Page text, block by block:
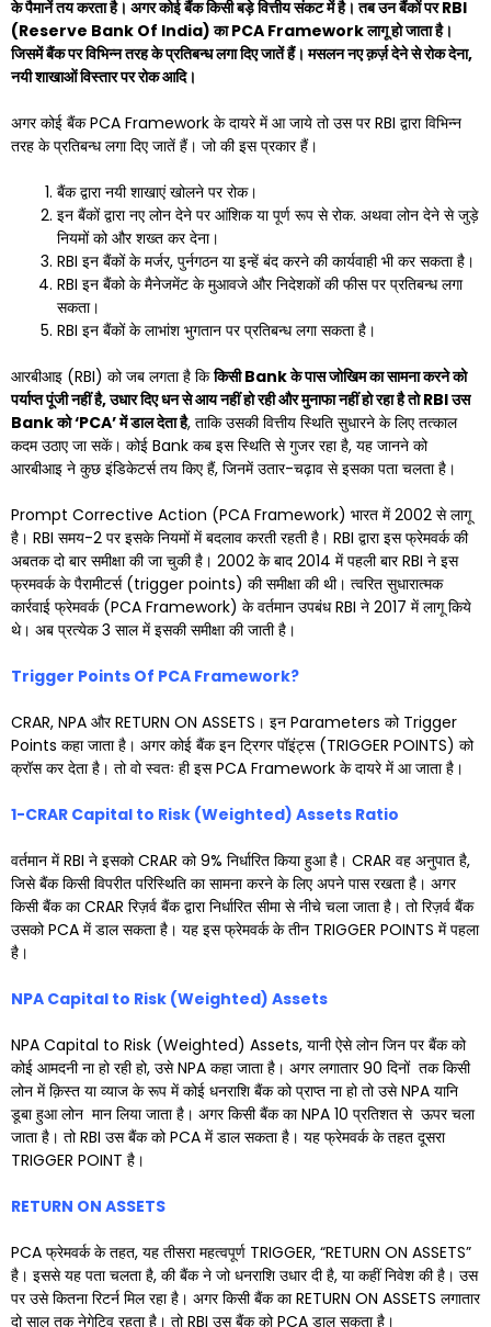
के पैमानें तय करता है। अगर कोई बैंक किसी बड़े वित्तीय संकट में है। तब उन बैंकों परRBI
(Reserve Bank Of India)काPCA Frameworkलागू हो जाता है।
जिसमें बैंक पर विभिन्न तरह के प्रतिबन्ध लगा दिए जातें हैं। मसलन नए क़र्ज़ देने से रोक देना,
नयी शाखाओं विस्तार पर रोक आदि।
अगर कोई बैंक PCA Framework के दायरे में आ जाये तो उस पर RBI द्वारा विभिन्न
तरह के प्रतिबन्ध लगा दिए जातें हैं। जो की इस प्रकार हैं।
बैंक द्वारा नयी शाखाएं खोलने पर रोक।
इन बैंकों द्वारा नए लोन देने पर आंशिक या पूर्ण रूप से रोक. अथवा लोन देने से जुड़े
नियमों को और शख्त कर देना।
RBI इन बैंकों के मर्जर, पुर्नगठन या इन्हें बंद करने की कार्यवाही भी कर सकता है।
RBI इन बैंको के मैनेजमेंट के मुआवजे और निदेशकों की फीस पर प्रतिबन्ध लगा
सकता।
RBI इन बैंकों के लाभांश भुगतान पर प्रतिबन्ध लगा सकता है।
आरबीआइ (RBI) को जब लगता है किकिसीBankके पास जोखिम का सामना करने को
पर्याप्त पूंजी नहीं है,उधार दिए धन से आय नहीं हो रही और मुनाफा नहीं हो रहा है तोRBIउस
Bankको ‘PCA’में डाल देता है, ताकि उसकी वित्तीय स्थिति सुधारने के लिए तत्काल
कदम उठाए जा सकें। कोई Bank कब इस स्थिति से गुजर रहा है, यह जानने को
आरबीआइ ने कुछ इंडिकेटर्स तय किए हैं, जिनमें उतार-चढ़ाव से इसका पता चलता है।
Prompt Corrective Action (PCA Framework) भारत में 2002 से लागू
है। RBI समय-2 पर इसके नियमों में बदलाव करती रहती है। RBI द्वारा इस फ्रेमवर्क की
अबतक दो बार समीक्षा की जा चुकी है। 2002 के बाद 2014 में पहली बार RBI ने इस
फ्रमवर्क के पैरामीटर्स (trigger points) की समीक्षा की थी। त्वरित सुधारात्मक
कार्रवाई फ्रेमवर्क (PCA Framework) के वर्तमान उपबंध RBI ने 2017 में लागू किये
थे। अब प्रत्येक 3 साल में इसकी समीक्षा की जाती है।
Trigger Points Of PCA Framework?
CRAR, NPA और RETURN ON ASSETS। इन Parameters को Trigger
Points कहा जाता है। अगर कोई बैंक इन ट्रिगर पॉइंट्स (TRIGGER POINTS) को
क्रॉस कर देता है। तो वो स्वतः ही इस PCA Framework के दायरे में आ जाता है।
1-CRAR Capital to Risk (Weighted) Assets Ratio
वर्तमान में RBI ने इसको CRAR को 9% निर्धारित किया हुआ है। CRAR वह अनुपात है,
जिसे बैंक किसी विपरीत परिस्थिति का सामना करने के लिए अपने पास रखता है। अगर
किसी बैंक का CRAR रिज़र्व बैंक द्वारा निर्धारित सीमा से नीचे चला जाता है। तो रिज़र्व बैंक
उसको PCA में डाल सकता है। यह इस फ्रेमवर्क के तीन TRIGGER POINTS में पहला
है।
NPA Capital to Risk (Weighted) Assets
NPA Capital to Risk (Weighted) Assets, यानी ऐसे लोन जिन पर बैंक को
कोई आमदनी ना हो रही हो, उसे NPA कहा जाता है। अगर लगातार 90 दिनों तक किसी
लोन में क़िस्त या व्याज के रूप में कोई धनराशि बैंक को प्राप्त ना हो तो उसे NPA यानि
डूबा हुआ लोन मान लिया जाता है। अगर किसी बैंक का NPA 10 प्रतिशत से ऊपर चला
जाता है। तो RBI उस बैंक को PCA में डाल सकता है। यह फ्रेमवर्क के तहत दूसरा
TRIGGER POINT है।
RETURN ON ASSETS
PCA फ्रेमवर्क के तहत, यह तीसरा महत्वपूर्ण TRIGGER, “RETURN ON ASSETS”
है। इससे यह पता चलता है, की बैंक ने जो धनराशि उधार दी है, या कहीं निवेश की है। उस
पर उसे कितना रिटर्न मिल रहा है। अगर किसी बैंक का RETURN ON ASSETS लगातार
दो साल तक नेगेटिव रहता है। तो RBI उस बैंक को PCA डाल सकता है।